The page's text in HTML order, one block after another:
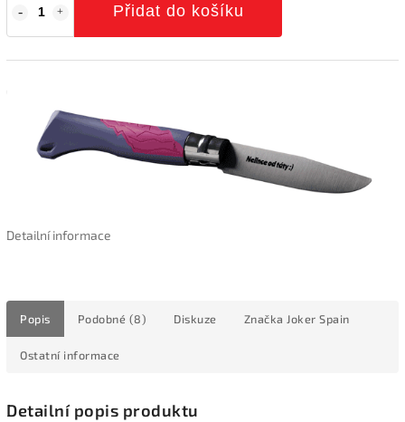
Přidat do košíku
Detailní informace
Popis Podobné (8) Diskuze Značka Joker Spain
Ostatní informace
Detailní popis produktu